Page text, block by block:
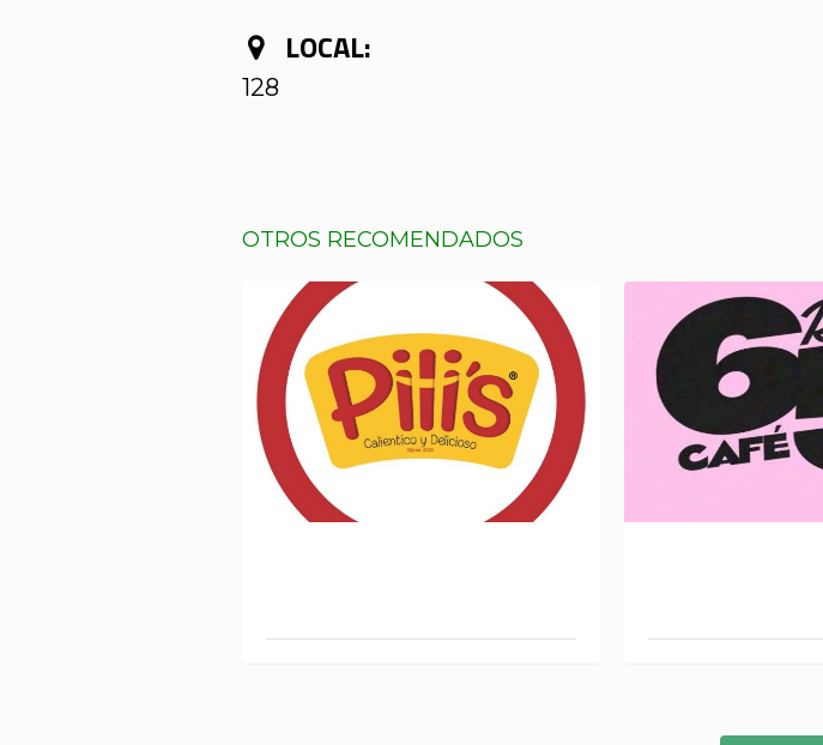
LOCAL:
128
OTROS RECOMENDADOS